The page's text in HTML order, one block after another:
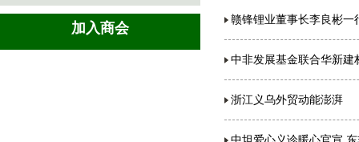
加入商会
赣锋锂业董事长李良彬
中非发展基金联合华新
浙江义乌外贸动能澎湃